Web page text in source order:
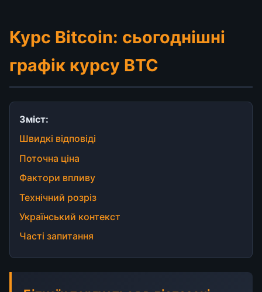
Курс Bitcoin: сьогоднішні
графік курсу BTC
Зміст:
Швидкі відповіді
Поточна ціна
Фактори впливу
Технічний розріз
Український контекст
Часті запитання